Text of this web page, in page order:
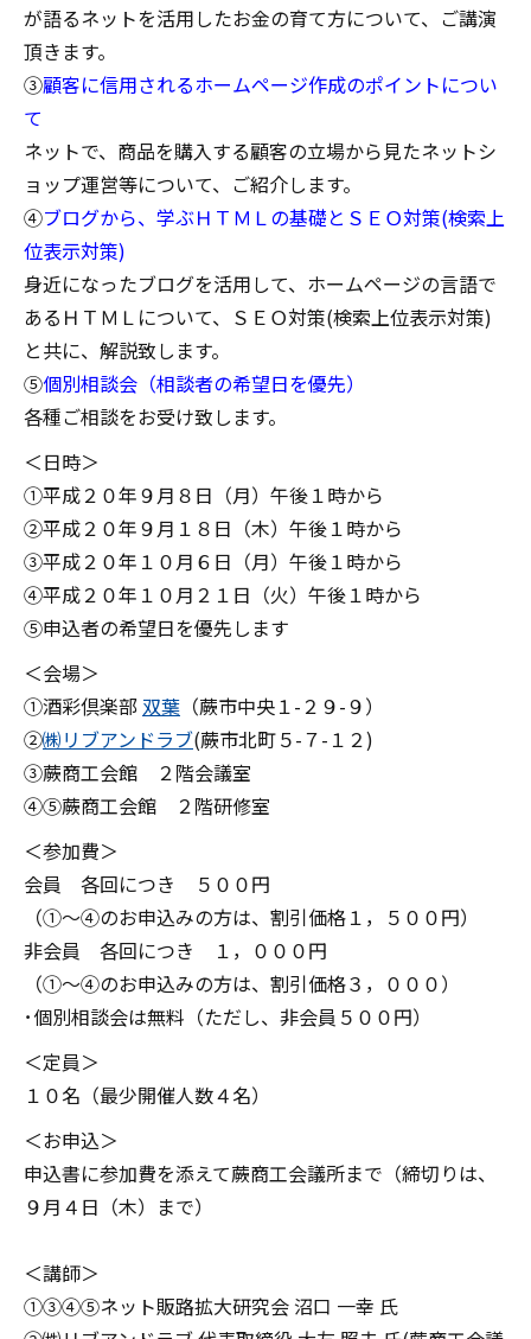
が語るネットを活用したお金の育て方について、ご講演
頂きます。
③顧客に信用されるホームページ作成のポイントについ
て
ネットで、商品を購入する顧客の立場から見たネットシ
ョップ運営等について、ご紹介します。
④ブログから、学ぶＨＴＭＬの基礎とＳＥＯ対策(検索上
位表示対策)
身近になったブログを活用して、ホームページの言語で
あるＨＴＭＬについて、ＳＥＯ対策(検索上位表示対策)
と共に、解説致します。
⑤個別相談会（相談者の希望日を優先）
各種ご相談をお受け致します。
＜日時＞
①平成２０年９月８日（月）午後１時から
②平成２０年９月１８日（木）午後１時から
③平成２０年１０月６日（月）午後１時から
④平成２０年１０月２１日（火）午後１時から
⑤申込者の希望日を優先します
＜会場＞
①酒彩倶楽部 双葉 （蕨市中央１-２９-９）
②㈱リブアンドラブ(蕨市北町５-７-１２)
③蕨商工会館 ２階会議室
④⑤蕨商工会館 ２階研修室
＜参加費＞
会員 各回につき ５００円
（①～④のお申込みの方は、割引価格１，５００円）
非会員 各回につき １，０００円
（①～④のお申込みの方は、割引価格３，０００）
･個別相談会は無料（ただし、非会員５００円）
＜定員＞
１０名（最少開催人数４名）
＜お申込＞
申込書に参加費を添えて蕨商工会議所まで（締切りは、
９月４日（木）まで）
＜講師＞
①③④⑤ネット販路拡大研究会 沼口 一幸 氏